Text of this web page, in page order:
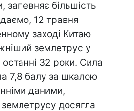
запевняє більшість
12 травня
заході Китаю
землетрус у
32 роки. Сила
7,8 балу за шкалою
даними,
землетрусу досягла